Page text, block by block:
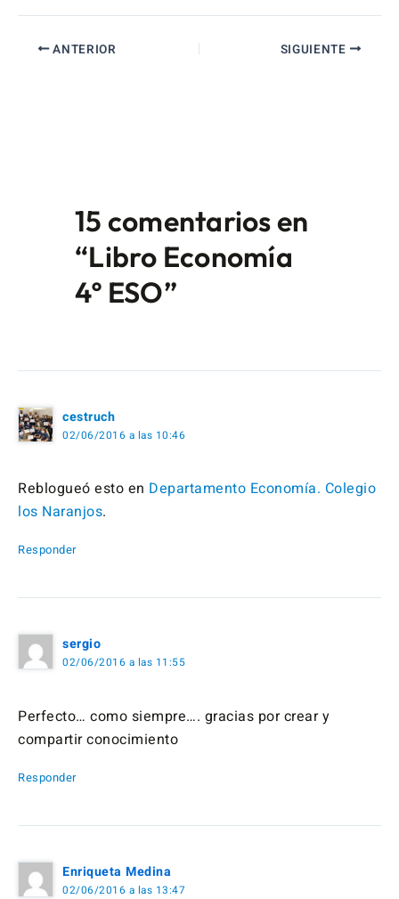
ANTERIOR SIGUIENTE
15 comentarios en
“Libro Economía
4º ESO”
cestruch
02/06/2016 a las 10:46
Reblogueó esto en Departamento Economía. Colegio
los Naranjos.
Responder
sergio
02/06/2016 a las 11:55
Perfecto… como siempre…. gracias por crear y
compartir conocimiento
Responder
Enriqueta Medina
02/06/2016 a las 13:47